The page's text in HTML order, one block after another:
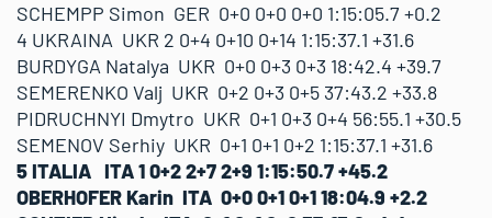
SCHEMPP Simon GER 0+0 0+0 0+0 1:15:05.7 +0.2
4 UKRAINA UKR 2 0+4 0+10 0+14 1:15:37.1 +31.6
BURDYGA Natalya UKR 0+0 0+3 0+3 18:42.4 +39.7
SEMERENKO Valj UKR 0+2 0+3 0+5 37:43.2 +33.8
PIDRUCHNYI Dmytro UKR 0+1 0+3 0+4 56:55.1 +30.5
SEMENOV Serhiy UKR 0+1 0+1 0+2 1:15:37.1 +31.6
5 ITALIA ITA 1 0+2 2+7 2+9 1:15:50.7 +45.2
OBERHOFER Karin ITA 0+0 0+1 0+1 18:04.9 +2.2